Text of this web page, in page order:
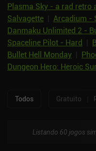
Plasma Sky - a rad retro
Salvagette
Arcadium -
Danmaku Unlimited 2 -
Spaceline Pilot - Hard
Bullet Hell Monday
Dungeon Hero: Heroic
Todos Gratuito
Listando 60 jogos